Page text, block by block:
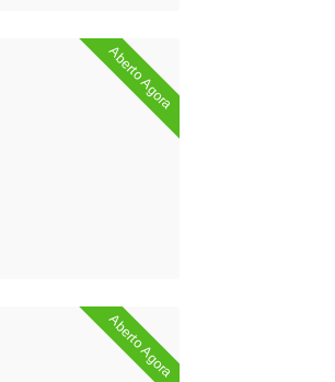
Aberto Agora
Aberto Agora